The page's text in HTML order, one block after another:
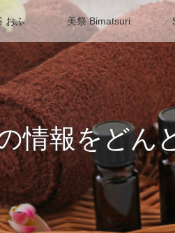
おふ 美祭 Bimatsuri
情報をど